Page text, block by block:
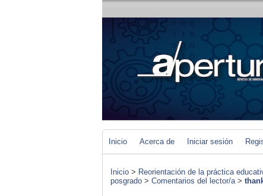
Inicio Acerca de Iniciar sesión
Inicio > Reorientación de la práctica
posgrado > Comentarios del lector/a>